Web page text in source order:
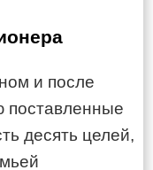
и после
поставленные
десять целей,